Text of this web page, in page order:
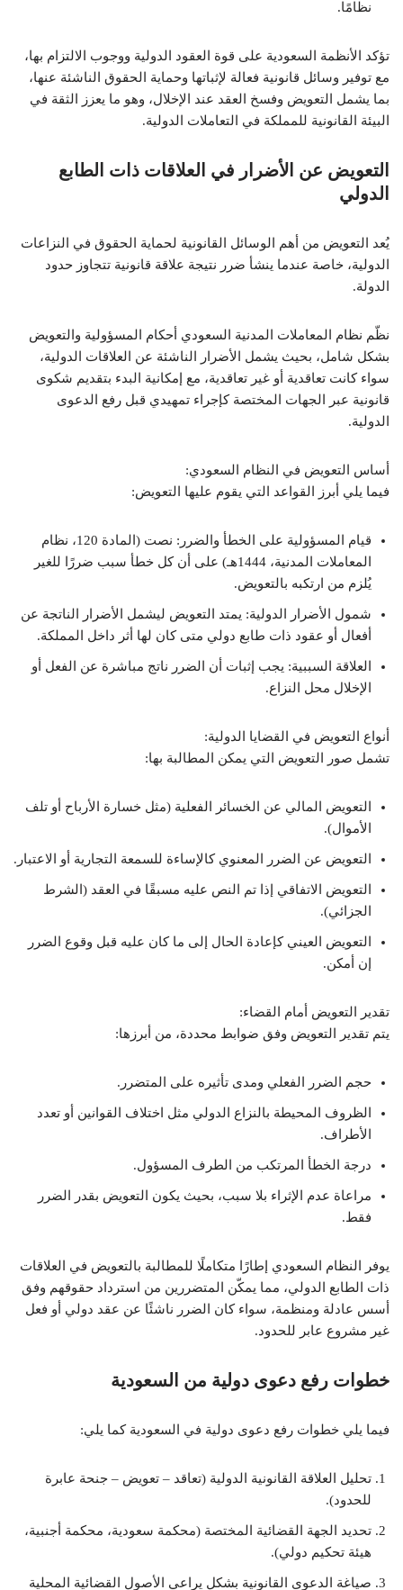
نظامًا.
تؤكد الأنظمة السعودية على قوة العقود الدولية ووجوب الالتزام بها،
مع توفير وسائل قانونية فعالة لإثباتها وحماية الحقوق الناشئة عنها،
بما يشمل التعويض وفسخ العقد عند الإخلال، وهو ما يعزز الثقة في
البيئة القانونية للمملكة في التعاملات الدولية.
التعويض عن الأضرار في العلاقات ذات الطابع
الدولي
يُعد التعويض من أهم الوسائل القانونية لحماية الحقوق في النزاعات
الدولية، خاصة عندما ينشأ ضرر نتيجة علاقة قانونية تتجاوز حدود
الدولة.
نظّم نظام المعاملات المدنية السعودي أحكام المسؤولية والتعويض
بشكل شامل، بحيث يشمل الأضرار الناشئة عن العلاقات الدولية،
سواء كانت تعاقدية أو غير تعاقدية، مع إمكانية البدء بتقديم شكوى
قانونية عبر الجهات المختصة كإجراء تمهيدي قبل رفع الدعوى
الدولية.
أساس التعويض في النظام السعودي:
فيما يلي أبرز القواعد التي يقوم عليها التعويض:
قيام المسؤولية على الخطأ والضرر: نصت (المادة 120، نظام
المعاملات المدنية، 1444هـ) على أن كل خطأ سبب ضررًا للغير
يُلزم من ارتكبه بالتعويض.
شمول الأضرار الدولية: يمتد التعويض ليشمل الأضرار الناتجة عن
أفعال أو عقود ذات طابع دولي متى كان لها أثر داخل المملكة.
العلاقة السببية: يجب إثبات أن الضرر ناتج مباشرة عن الفعل أو
الإخلال محل النزاع.
أنواع التعويض في القضايا الدولية:
تشمل صور التعويض التي يمكن المطالبة بها:
التعويض المالي عن الخسائر الفعلية (مثل خسارة الأرباح أو تلف
الأموال).
التعويض عن الضرر المعنوي كالإساءة للسمعة التجارية أو الاعتبار.
التعويض الاتفاقي إذا تم النص عليه مسبقًا في العقد (الشرط
الجزائي).
التعويض العيني كإعادة الحال إلى ما كان عليه قبل وقوع الضرر
إن أمكن.
تقدير التعويض أمام القضاء:
يتم تقدير التعويض وفق ضوابط محددة، من أبرزها:
حجم الضرر الفعلي ومدى تأثيره على المتضرر.
الظروف المحيطة بالنزاع الدولي مثل اختلاف القوانين أو تعدد
الأطراف.
درجة الخطأ المرتكب من الطرف المسؤول.
مراعاة عدم الإثراء بلا سبب، بحيث يكون التعويض بقدر الضرر
فقط.
يوفر النظام السعودي إطارًا متكاملًا للمطالبة بالتعويض في العلاقات
ذات الطابع الدولي، مما يمكّن المتضررين من استرداد حقوقهم وفق
أسس عادلة ومنظمة، سواء كان الضرر ناشئًا عن عقد دولي أو فعل
غير مشروع عابر للحدود.
خطوات رفع دعوى دولية من السعودية
فيما يلي خطوات رفع دعوى دولية في السعودية كما يلي:
تحليل العلاقة القانونية الدولية (تعاقد – تعويض – جنحة عابرة
للحدود).
تحديد الجهة القضائية المختصة (محكمة سعودية، محكمة أجنبية،
هيئة تحكيم دولي).
صياغة الدعوى القانونية بشكل يراعي الأصول القضائية المحلية